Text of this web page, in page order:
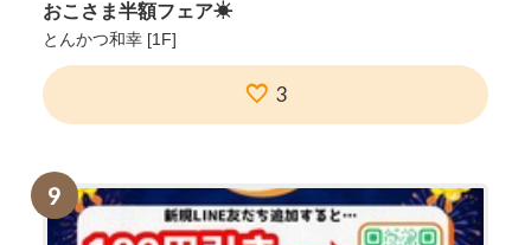
おこさま半額フェア☀
とんかつ和幸 [1F]
3
9